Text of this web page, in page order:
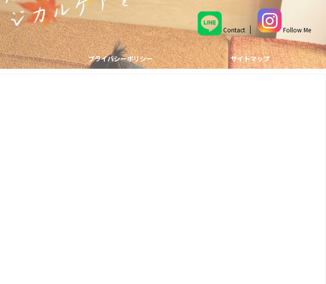
Contact Follow Me
プライバシーポリシー サイトマップ